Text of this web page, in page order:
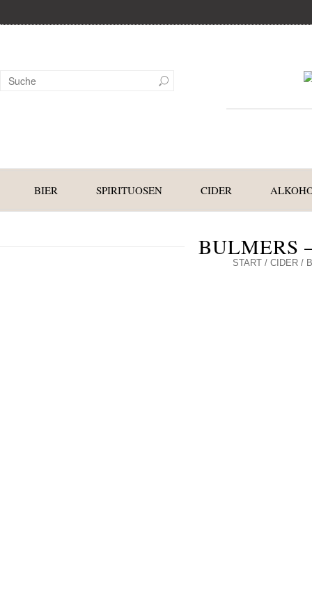
BIER SPIRITUOSEN CIDER
BULMERS
START/ CIDER/